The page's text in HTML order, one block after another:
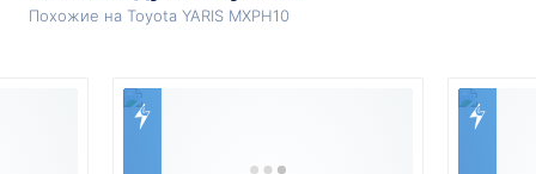
Похожие на Toyota YARIS MXPH10